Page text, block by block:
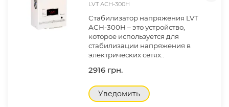
LVT АСН-300Н
Стабилизатор напряжения LVT
АСН-300Н – это устройство,
которое используется для
стабилизации напряжения в
электрических сетях..
2916 грн.
Уведомить